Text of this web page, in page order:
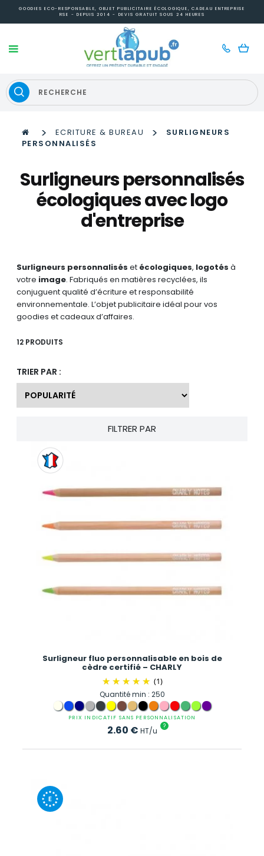
GOODIES ECO-RESPONSABLE, OBJET PUBLICITAIRE ÉCOLOGIQUE, CADEAU ENTREPRISE
RSE - DEPUIS 2014 - DEVIS GRATUIT SOUS 24 HEURES
> ECRITURE & BUREAU >
SURLIGNEURS
PERSONNALISÉS
Surligneurs personnalisés
écologiques avec logo
d'entreprise
Surligneurs personnaliséset écologiques, logotés à
votre image. Fabriqués en matières recyclées, ils
conjuguent qualité d’écriture et responsabilité
environnementale. L’objet publicitaire idéal pour vos
goodies et cadeaux d’affaires.
12 PRODUITS
TRIER PAR :
FILTRER PAR
Surligneur fluo personnalisable en bois de
cèdre certifié – CHARLY
(1)
Quantité min : 250
PRIX INDICATIF SANS PERSONNALISATION
2.60 € HT/u ?